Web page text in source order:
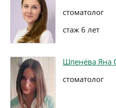
стоматолог
стаж 6 лет
Шпенёва Яна
стоматолог